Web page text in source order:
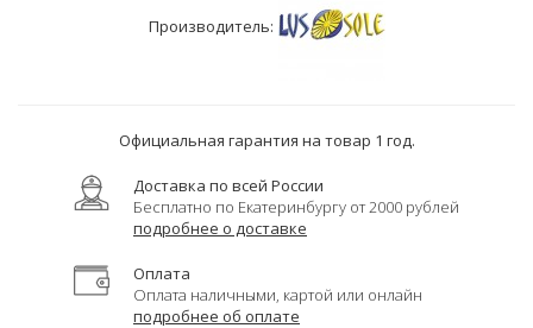
Производитель:
Официальная гарантия на товар 1 год.
Доставка по всей России
Бесплатно по Екатеринбургу от 2000 рублей
подробнее о доставке
Оплата
Оплата наличными, картой или онлайн
подробнее об оплате